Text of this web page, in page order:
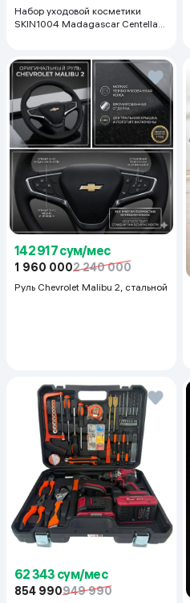
Набор уходовой косметики
SKIN1004 Madagascar Centella
142 917 сум/мес
1 960 0002 240 000
Руль Chevrolet Malibu 2, cтальной
62 343 сум/мес
854 990949 990